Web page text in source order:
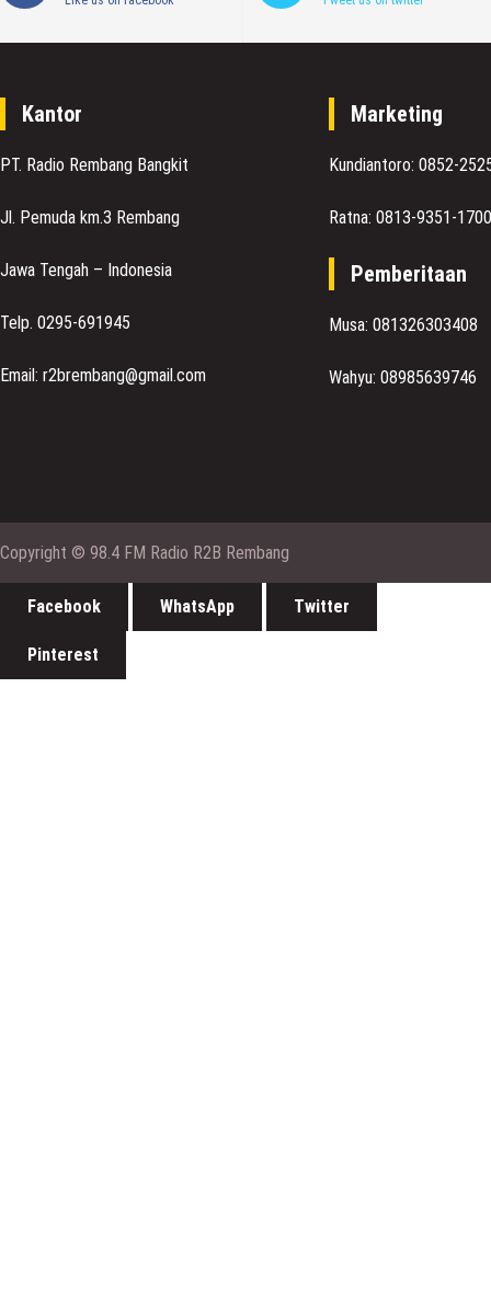
Kantor
PT. Radio Rembang Bangkit
Jl. Pemuda km.3 Rembang
Jawa Tengah – Indonesia
Telp. 0295-691945
Email: r2brembang@gmail.com
Marketing
Kundiantoro: 0852-
Ratna: 0813-9351-
Pemberitaan
Musa: 081326303408
Wahyu: 08985639746
Copyright © 98.4 FM Radio R2B Rembang
Facebook WhatsApp Twitter
Pinterest